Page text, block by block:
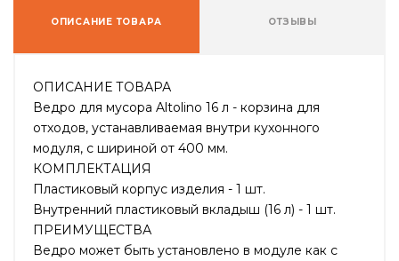
ОПИСАНИЕ ТОВАРА ОТЗЫВЫ
ОПИСАНИЕ ТОВАРА
Ведро для мусора Altolino 16 л - корзина для
отходов, устанавливаемая внутри кухонного
модуля, с шириной от 400 мм.
КОМПЛЕКТАЦИЯ
Пластиковый корпус изделия - 1 шт.
Внутренний пластиковый вкладыш (16 л) - 1 шт.
ПРЕИМУЩЕСТВА
Ведро может быть установлено в модуле как с